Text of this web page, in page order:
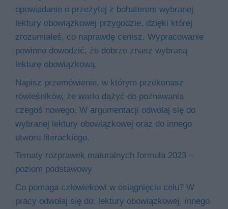
opowiadanie o przeżytej z bohaterem wybranej
lektury obowiązkowej przygodzie, dzięki której
zrozumiałeś, co naprawdę cenisz. Wypracowanie
powinno dowodzić, że dobrze znasz wybraną
lekturę obowiązkową.
Napisz przemówienie, w którym przekonasz
rówieśników, że warto dążyć do poznawania
czegoś nowego. W argumentacji odwołaj się do
wybranej lektury obowiązkowej oraz do innego
utworu literackiego.
Tematy rozprawek maturalnych formuła 2023 –
poziom podstawowy
Co pomaga człowiekowi w osiągnięciu celu? W
pracy odwołaj się do: lektury obowiązkowej, innego